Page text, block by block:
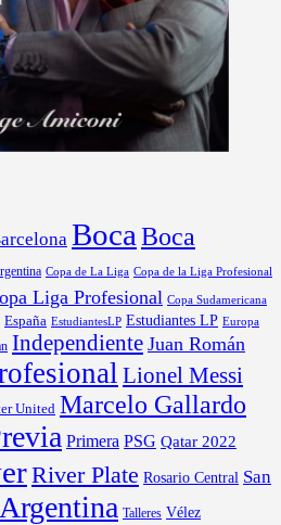
Boca Boca
Copa de La Liga Copa de la Liga Profesional
Liga Profesional Copa Sudamericana
España EstudiantesLP Estudiantes LP Europa
Independiente Juan Román
Lionel Messi
United Marcelo Gallardo
Primera PSG Qatar 2022
River Plate Rosario Central San
Talleres Vélez